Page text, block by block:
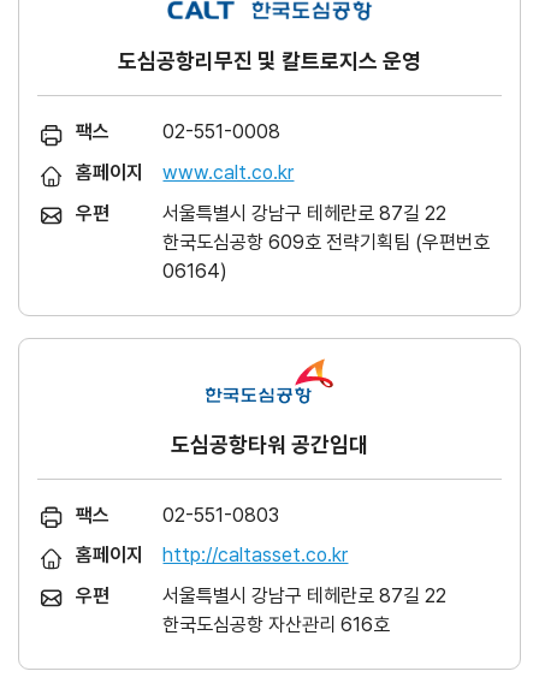
도심공항리무진 및 칼트로지스 운영
팩스
02-551-0008
홈페이지
www.calt.co.kr
우편
서울특별시 강남구 테헤란로 87길 22
한국도심공항 609호 전략기획팀 (우편번호
06164)
도심공항타워 공간임대
팩스
02-551-0803
홈페이지
http://caltasset.co.kr
우편
서울특별시 강남구 테헤란로 87길 22
한국도심공항 자산관리 616호